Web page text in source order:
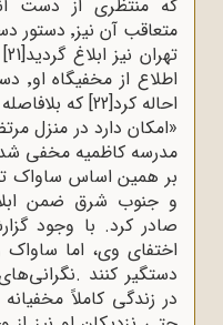
که منتظری از دست آنها فرار
متعاقب آن
تهران نیز ابلاغ گردید[21]
احاله کرد[22] که
»امکان دارد در منزل
مدرسه کاظمیه مخفی
بر همین اساس ساواک
و جنوب شرق ضمن
صادر کرد. با وجود
اختفای وی، اما ساواک
دستگیر کنند .
در زندگی کاملاً